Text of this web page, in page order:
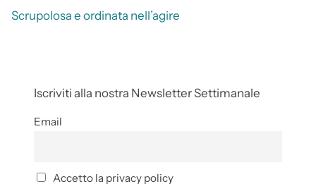
Scrupolosa e ordinata nell’agire
Iscriviti alla nostra Newsletter Settimanale
Email
Accetto la privacy policy